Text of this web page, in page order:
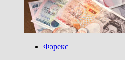
на
9
октября
2025
Форекс